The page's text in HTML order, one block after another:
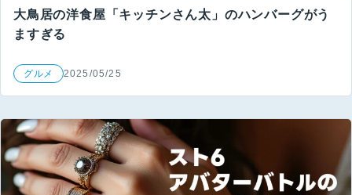
大鳥居の洋食屋「キッチンさん太」のハンバーグがう
ますぎる
グルメ 2025/05/25